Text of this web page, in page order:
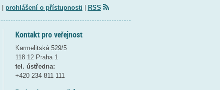
prohlášení o přístupnosti RSS
Kontakt pro veřejnost
Karmelitská 529/5
118 12 Praha 1
tel. ústředna:
+420 234 811 111